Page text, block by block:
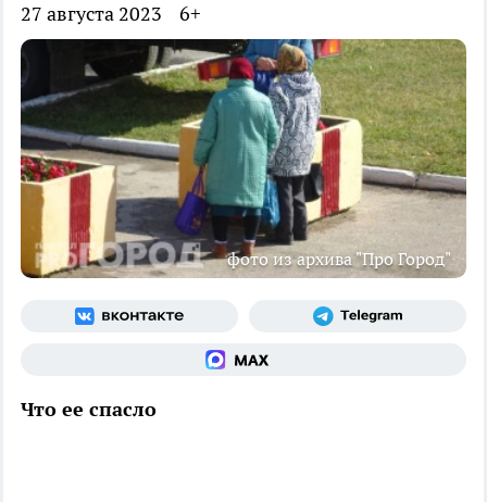
27 августа 2023 6+
фото из архива "Про Город"
Что ее спасло